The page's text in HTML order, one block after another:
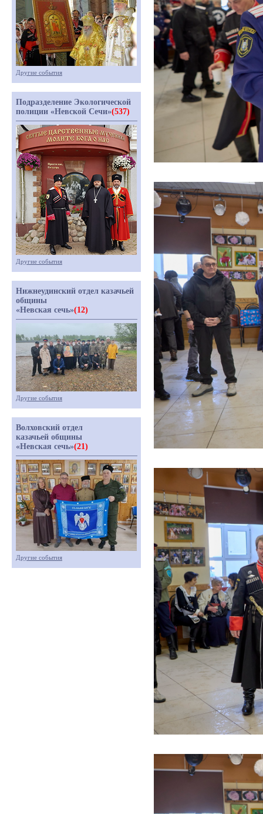
Другие события
Подразделение Экологической
полиции «Невской Сечи»(537)
Другие события
Нижнеудинский отдел казачьей
общины
«Невская сечь»(12)
Другие события
Волховский отдел
казачьей общины
«Невская сечь»(21)
Другие события